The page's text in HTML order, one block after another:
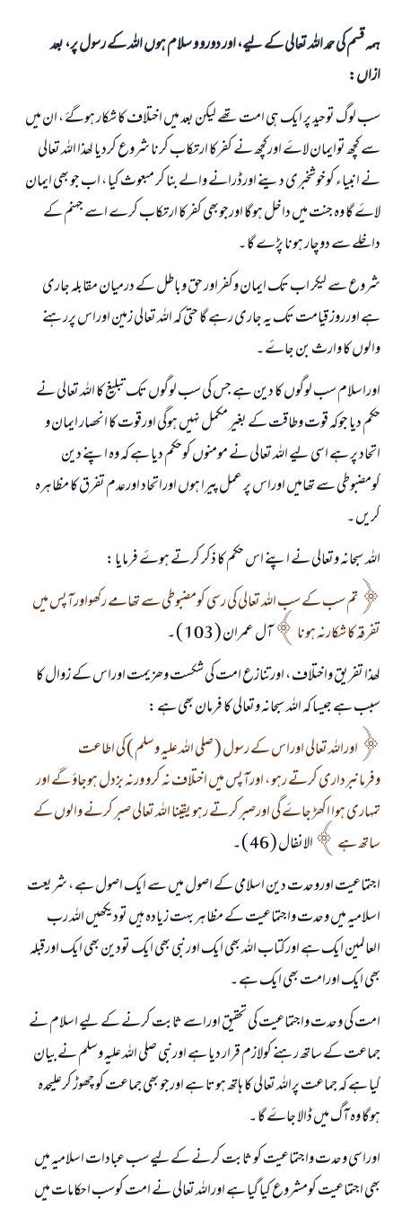
ہمہ قسم کی حمد اللہ تعالی کے لیے، اور دورو و سلام ہوں اللہ کے رسول پر، بعد
ازاں:
سب لوگ توحید پر ایک ہی امت تھے لیکن بعد میں اختلاف کا شکار ہوگۓ ، ان میں
سے کچھ توایمان لاۓ اورکچھ نے کفرکا ارتکاب کرنا شروع کردیا لھذا اللہ تعالی
نے انبیاء کوخوشخبری دینے اورڈرانے والے بنا کر مبعوث کیا ، اب جو بھی ایمان
لاۓ گا وہ جنت میں داخل ہوگا اورجوبھی کفرکا ارتکاب کرے اسے جہنم کے
داخلے سے دوچار ہونا پڑے گا ۔
شروع سے لیکر اب تک ایمان وکفراور حق وباطل کے درمیان مقابلہ جاری
ہے اورروز قیامت تک یہ جاری رہے گا حتی کہ اللہ تعالی زمین اوراس پررہنے
والوں کا وارث بن جاۓ ۔
اوراسلام سب لوگوں کا دین ہے جس کی سب لوگوں تک تبلیغ کا اللہ تعالی نے
حکم دیا جوکہ قوت وطاقت کے بغیر مکمل نہيں ہوگی اورقوت کا انحصار ایمان و
اتحاد پر ہے اسی لیے اللہ تعالی نے مومنوں کوحکم دیا ہے کہ وہ اپنے دین
کومضبوطی سے تھامیں اوراس پر عمل پیرا ہوں اوراتحاد اورعدم تفرق کا مظاہرہ
کریں ۔
اللہ سبحانہ وتعالی نے اپنے اس حکم کا ذکر کرتے ہوۓ فرمایا :
تم سب کے سب اللہ تعالی کی رسی کومضبوطی سے تھامے رکھواورآپس میں
تفرقہ کا شکارنہ ہونا
آل عمران ( 103 ) ۔
لھذا تفریق واختلاف ، اورتنازع امت کی شکست وھزیمت اوراس کے زوال کا
سبب ہے جیسا کہ اللہ سبحانہ وتعالی کا فرمان بھی ہے :
اوراللہ تعالی اوراس کے رسول ( صلی اللہ علیہ وسلم ) کی اطاعت
وفرمانبرداری کرتے رہو ، اورآپس میں اختلاف نہ کرو ورنہ بزدل ہوجاؤ گے اور
تمہاری ہوا اکھڑ جاۓ گی اورصبرکرتے رہو یقینا اللہ تعالی صبر کرنے والوں کے
ساتھ ہے
الانفال ( 46 ) ۔
اجتماعیت اوروحدت دین اسلامی کے اصول میں سے ایک اصول ہے ، شریعت
اسلامیہ میں وحدت واجتماعیت کے مظاہر بہت زيادہ ہیں تودیکھیں اللہ رب
العالمین ایک ہے اورکتاب اللہ بھی ایک اورنبی بھی ایک تودین بھی ایک اورقبلہ
بھی ایک اورامت بھی ایک ہے ۔
امت کی وحدت واجتماعیت کی تحقیق اوراسے ثابت کرنے کے لیے اسلام نے
جماعت کے ساتھ رہنے کولازم قرار دیا ہے اورنبی صلی اللہ علیہ وسلم نے بیان
کیا ہے کہ جماعت پراللہ تعالی کا ہاتھ ہوتا ہے اورجو بھی جماعت کو چھوڑ کرعلیحدہ
ہوگا وہ آگ میں ڈالا جاۓ گا ۔
اوراسی وحدت واجتماعیت کو ثابت کرنے کےلیے سب عبادات اسلامیہ میں
بھی اجتماعیت کومشروع کیا گيا ہے اوراللہ تعالی نے امت کوسب احکامات میں